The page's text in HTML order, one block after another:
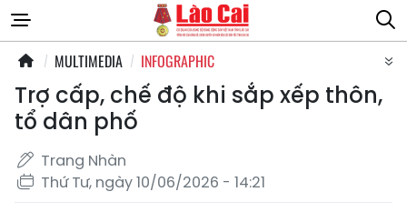
MULTIMEDIA INFOGRAPHIC
Trợ cấp, chế độ khi sắp xếp thôn,
tổ dân phố
Trang Nhàn
Thứ Tư, ngày 10/06/2026 - 14:21